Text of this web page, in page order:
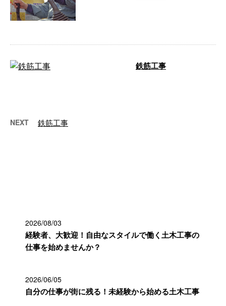
鉄筋工事
NEXT 鉄筋工事
2026/08/03
経験者、大歓迎！自由なスタイルで働く土木工事の
仕事を始めませんか？
2026/06/05
自分の仕事が街に残る！未経験から始める土木工事